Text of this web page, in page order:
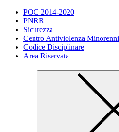
POC 2014-2020
PNRR
Sicurezza
Centro Antiviolenza Minorenni
Codice Disciplinare
Area Riservata